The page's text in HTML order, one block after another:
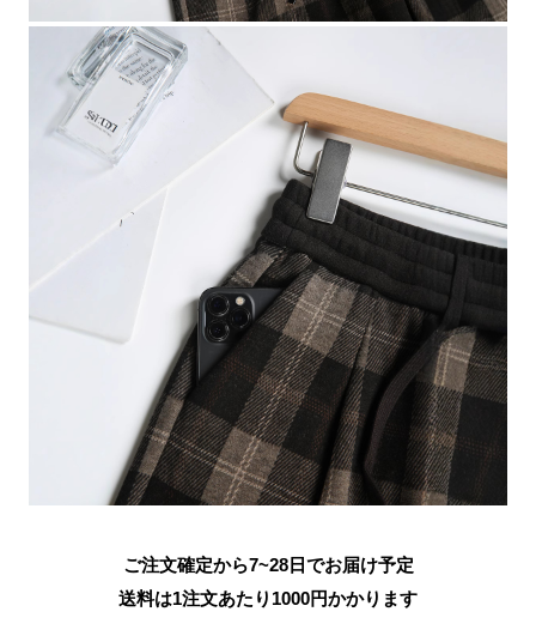
ご注文確定から7~28日でお届け予定
送料は1注文あたり 1000円かかります